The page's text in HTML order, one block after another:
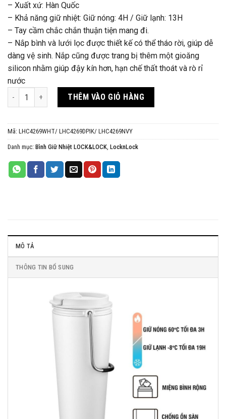
– Xuất xứ: Hàn Quốc
– Khả năng giữ nhiệt: Giữ nóng: 4H / Giữ lạnh: 13H
– Tay cầm chắc chắn thuận tiện mang đi.
– Nắp bình và lưới lọc được thiết kế có thể tháo rời, giúp dễ
dàng vệ sinh. Nắp cũng được trang bị thêm một gioăng
silicon nhằm giúp đậy kín hơn, hạn chế thất thoát và rò rỉ
nước
Bình giữ nhiệt Lock&Lock Bucket Tumbler 540ml LHC4269 (3 màu) số
THÊM VÀO GIỎ HÀNG
Mã: LHC4269WHT/ LHC4269DPIK/ LHC4269NVY
Danh mục: Bình Giữ Nhiệt LOCK&LOCK, LocknLock
MÔ TẢ
THÔNG TIN BỔ SUNG